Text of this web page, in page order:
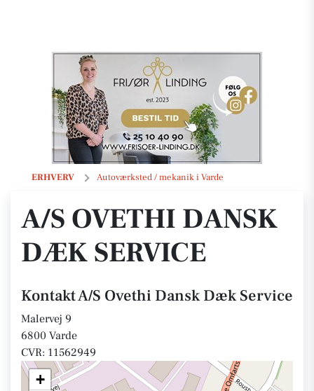
ERHVERV Autoværksted / mekanik i Varde
A/S Ovethi Dansk Dæk Service
A/S OVETHI DANSK
DÆK SERVICE
Kontakt A/S Ovethi Dansk Dæk Service
Malervej 9
6800 Varde
CVR: 11562949
+